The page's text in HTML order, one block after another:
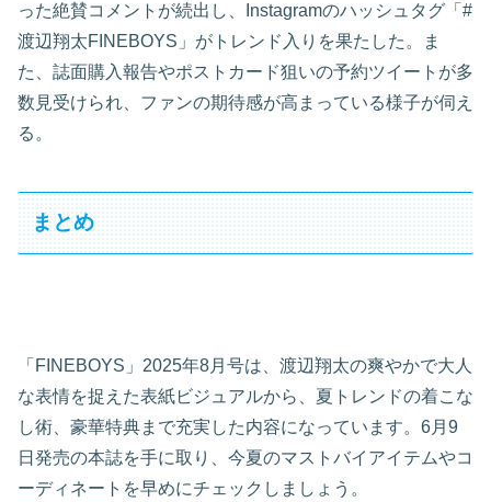
った絶賛コメントが続出し、Instagramのハッシュタグ「#
渡辺翔太FINEBOYS」がトレンド入りを果たした。ま
た、誌面購入報告やポストカード狙いの予約ツイートが多
数見受けられ、ファンの期待感が高まっている様子が伺え
る。
まとめ
「FINEBOYS」2025年8月号は、渡辺翔太の爽やかで大人
な表情を捉えた表紙ビジュアルから、夏トレンドの着こな
し術、豪華特典まで充実した内容になっています。6月9
日発売の本誌を手に取り、今夏のマストバイアイテムやコ
ーディネートを早めにチェックしましょう。